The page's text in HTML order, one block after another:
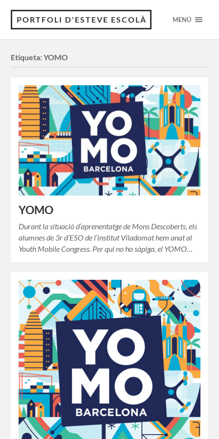
PORTFOLI D'ESTEVE ESCOLÀ MENÚ
Etiqueta:YOMO
YOMO
Durant la situació d’aprenentatge de Mons Descoberts, els
alumnes de 3r d’ESO de l’institut Viladomat hem anat al
Youth Mobile Congress. Per qui no ho sàpiga, el YOMO…